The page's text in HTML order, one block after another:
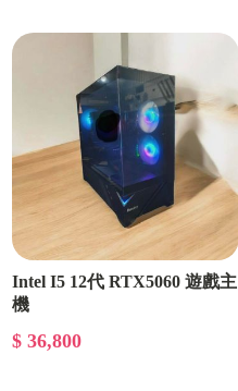
Intel I5 12代 RTX5060 遊戲主
機
$ 36,800